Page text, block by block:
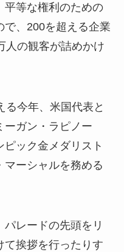
平等な権利のための
で、200を超える企業
人の観客が詰めかけ
る今年、米国代表と
ーガン・ラピノー
ック金メダリスト
ーシャルを務める
レードの先頭をリ
て挨拶を行ったりす